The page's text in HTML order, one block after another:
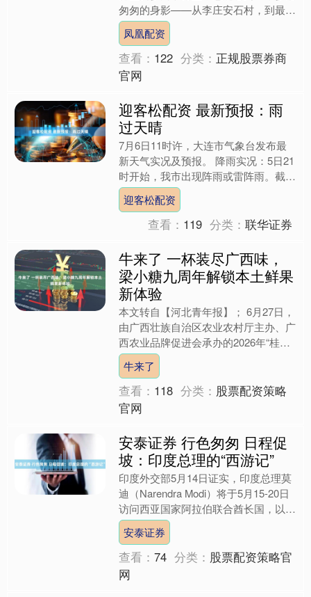
匆匆的身影——从李庄安石村，到最南
端的李端其林村，再到北大门白花镇白
安村，伍燕翔的足迹遍及....
凤凰配资
查看： 122 分类： 正规股票券商
官网
迎客松配资 最新预报：雨
过天晴
7月6日11时许，大连市气象台发布最
新天气实况及预报。 降雨实况：5日21
时开始，我市出现阵雨或雷阵雨。截至
6日11时，全市平均降雨量21.8毫米。
最大降雨量1....
迎客松配资
查看： 119 分类：联华证券
牛来了 一杯装尽广西味，
梁小糖九周年解锁本土鲜果
新体验
本文转自【河北青年报】； 6月27日，
由广西壮族自治区农业农村厅主办、广
西农业品牌促进会承办的2026年“桂字
号”农业品牌夏季水果丰收季暨新派茶
饮产品推广活动，....
牛来了
查看： 118 分类： 股票配资策略
官网
安泰证券 行色匆匆 日程促
坡：印度总理的“西游记”
印度外交部5月14日证实，印度总理莫
迪（Narendra Modi）将于5月15-20日
访问西亚国家阿拉伯联合酋长国，以及
荷兰、瑞典、挪威、意大利等四个欧洲
国家....
安泰证券
查看：74 分类： 股票配资策略官
网